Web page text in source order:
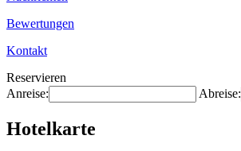
Bewertungen
Kontakt
Reservieren
Anreise:
Abreise:
Hotelkarte